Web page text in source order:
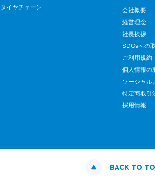
タイヤチェーン
会社概要
経営理念
社長挨拶
SDGsへの
ご利用規約
個人情報の
ソーシャル
特定商取引
採用情報
BACK TO